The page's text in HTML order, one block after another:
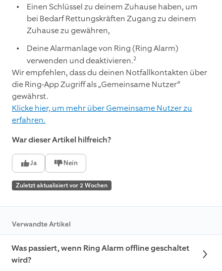
Einen Schlüssel zu deinem Zuhause haben, um
bei Bedarf Rettungskräften Zugang zu deinem
Zuhause zu gewähren,
Deine Alarmanlage von Ring (Ring Alarm)
verwenden und deaktivieren.2
Wir empfehlen, dass du deinen Notfallkontakten über
die Ring-App Zugriff als „Gemeinsame Nutzer“
gewährst.
Klicke hier, um mehr über Gemeinsame Nutzer zu
erfahren.
War dieser Artikel hilfreich?
Ja Nein
Zuletzt aktualisiert vor 2 Wochen
Verwandte Artikel
Was passiert, wenn Ring Alarm offline geschaltet
wird?